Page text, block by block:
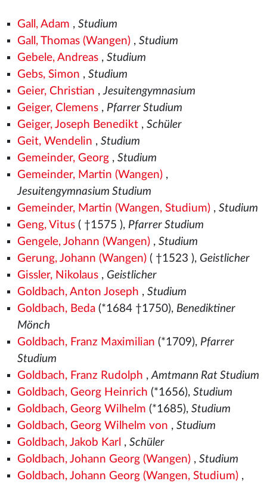
Gall, Adam , Studium
Gall, Thomas (Wangen), Studium
Gebele, Andreas, Studium
Gebs, Simon , Studium
Geier, Christian ,Jesuitengymnasium
Geiger, Clemens, Pfarrer Studium
Geiger, Joseph Benedikt, Schüler
Geit, Wendelin , Studium
Gemeinder, Georg, Studium
Gemeinder, Martin (Wangen),
Jesuitengymnasium Studium
Gemeinder, Martin (Wangen, Studium), Studium
Geng, Vitus( †1575 ), Pfarrer Studium
Gengele, Johann (Wangen), Studium
Gerung, Johann (Wangen)( †1523 ), Geistlicher
Gissler, Nikolaus, Geistlicher
Goldbach, Anton Joseph , Studium
Goldbach, Beda(*1684 †1750), Benediktiner
Mönch
Goldbach, Franz Maximilian (*1709), Pfarrer
Studium
Goldbach, Franz Rudolph ,Amtmann Rat Studium
Goldbach, Georg Heinrich (*1656), Studium
Goldbach, Georg Wilhelm (*1685), Studium
Goldbach, Georg Wilhelm von , Studium
Goldbach, Jakob Karl , Schüler
Goldbach, Johann Georg (Wangen), Studium
Goldbach, Johann Georg (Wangen, Studium),